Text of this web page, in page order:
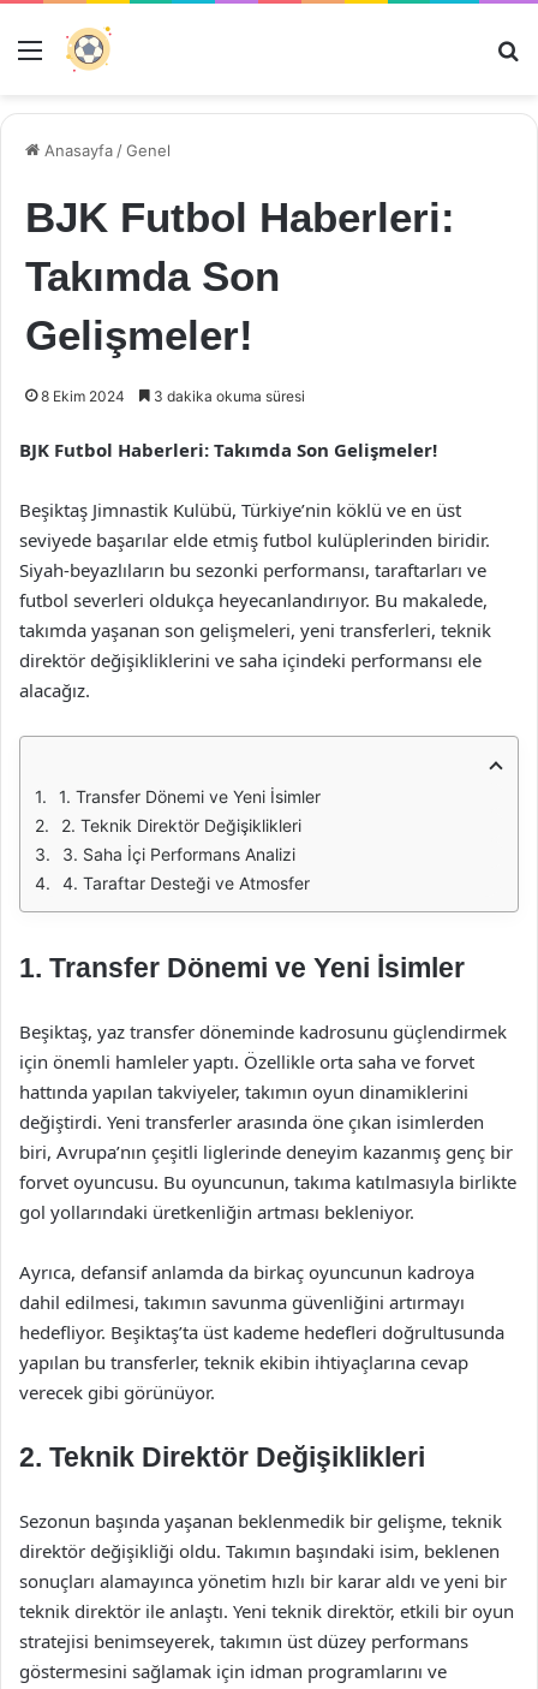
Menü
Anasayfa /Genel
BJK Futbol Haberleri:
Takımda Son
Gelişmeler!
8 Ekim 2024 3 dakika okuma süresi
BJK Futbol Haberleri: Takımda Son Gelişmeler!
Beşiktaş Jimnastik Kulübü, Türkiye’nin köklü ve en üst
seviyede başarılar elde etmiş futbol kulüplerinden biridir.
Siyah-beyazlıların bu sezonki performansı, taraftarları ve
futbol severleri oldukça heyecanlandırıyor. Bu makalede,
takımda yaşanan son gelişmeleri, yeni transferleri, teknik
direktör değişikliklerini ve saha içindeki performansı ele
alacağız.
1. Transfer Dönemi ve Yeni İsimler
2. Teknik Direktör Değişiklikleri
3. Saha İçi Performans Analizi
4. Taraftar Desteği ve Atmosfer
1. Transfer Dönemi ve Yeni İsimler
Beşiktaş, yaz transfer döneminde kadrosunu güçlendirmek
için önemli hamleler yaptı. Özellikle orta saha ve forvet
hattında yapılan takviyeler, takımın oyun dinamiklerini
değiştirdi. Yeni transferler arasında öne çıkan isimlerden
biri, Avrupa’nın çeşitli liglerinde deneyim kazanmış genç bir
forvet oyuncusu. Bu oyuncunun, takıma katılmasıyla birlikte
gol yollarındaki üretkenliğin artması bekleniyor.
Ayrıca, defansif anlamda da birkaç oyuncunun kadroya
dahil edilmesi, takımın savunma güvenliğini artırmayı
hedefliyor. Beşiktaş’ta üst kademe hedefleri doğrultusunda
yapılan bu transferler, teknik ekibin ihtiyaçlarına cevap
verecek gibi görünüyor.
2. Teknik Direktör Değişiklikleri
Sezonun başında yaşanan beklenmedik bir gelişme, teknik
direktör değişikliği oldu. Takımın başındaki isim, beklenen
sonuçları alamayınca yönetim hızlı bir karar aldı ve yeni bir
teknik direktör ile anlaştı. Yeni teknik direktör, etkili bir oyun
stratejisi benimseyerek, takımın üst düzey performans
göstermesini sağlamak için idman programlarını ve